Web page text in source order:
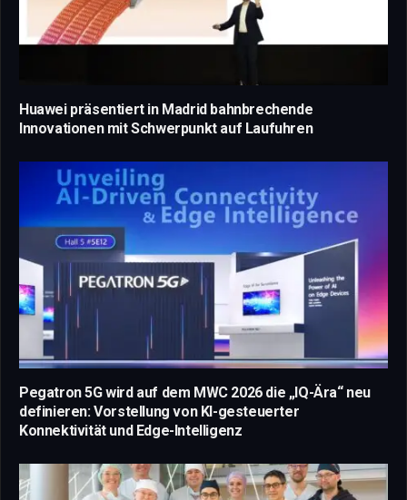
Huawei präsentiert in Madrid bahnbrechende
Innovationen mit Schwerpunkt auf Laufuhren
Pegatron 5G wird auf dem MWC 2026 die „IQ-Ära“ neu
definieren: Vorstellung von KI-gesteuerter
Konnektivität und Edge-Intelligenz